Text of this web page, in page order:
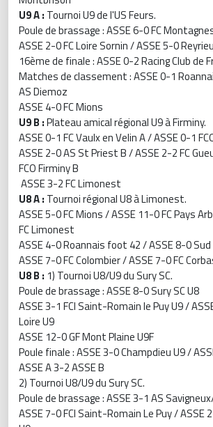
U9 A : Tournoi U9 de l'US Feurs.
Poule de brassage : ASSE 6-0 FC
ASSE 2-0 FC Loire Sornin / ASSE 5-0
16ème de finale : ASSE 0-2 Racing Club de
Matches de classement : ASSE 0-1
AS Diemoz
ASSE 4-0 FC Mions
U9 B :Plateau amical régional U9 à Firminy.
ASSE 0-1 FC Vaulx en Velin A / ASSE 0-1
ASSE 2-0 AS St Priest B / ASSE 2-2 FC
FCO Firminy B
ASSE 3-2 FC Limonest
U8 A : Tournoi régional U8 à Limonest.
ASSE 5-0 FC Mions / ASSE 11-0 FC Pays
FC Limonest
ASSE 4-0 Roannais foot 42 / ASSE 8-0
ASSE 7-0 FC Colombier / ASSE 7-0 FC
U8 B : 1) Tournoi U8/U9 du Sury SC.
Poule de brassage : ASSE 8-0 Sury SC U8
ASSE 3-1 FCI Saint-Romain le Puy U9 /
Loire U9
ASSE 12-0 GF Mont Plaine U9F
Poule finale : ASSE 3-0 Champdieu U9 /
ASSE A 3-2 ASSE B
2) Tournoi U8/U9 du Sury SC.
Poule de brassage : ASSE 3-1 AS
ASSE 7-0 FCI Saint-Romain Le Puy /